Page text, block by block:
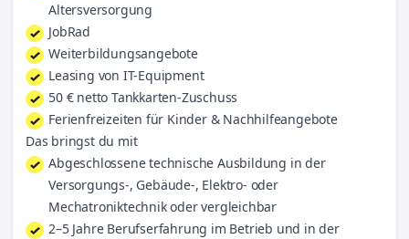
Altersversorgung
JobRad
Weiterbildungsangebote
Leasing von IT-Equipment
50 € netto Tankkarten-Zuschuss
Ferienfreizeiten für Kinder & Nachhilfeangebote
Das bringst du mit
Abgeschlossene technische Ausbildung in der
Versorgungs-, Gebäude-, Elektro- oder
Mechatroniktechnik oder vergleichbar
2–5 Jahre Berufserfahrung im Betrieb und in der